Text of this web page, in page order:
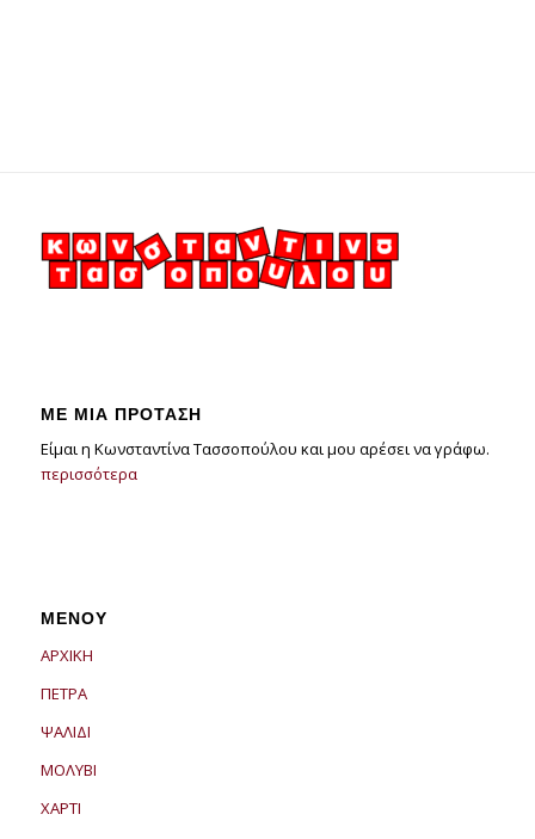
ΜΕ ΜΙΑ ΠΡΟΤΑΣΗ
Είμαι η Κωνσταντίνα Τασσοπούλου και μου αρέσει να γράφω.
περισσότερα
ΜΕΝΟΥ
ΑΡΧΙΚΗ
ΠΕΤΡΑ
ΨΑΛΙΔΙ
ΜΟΛΥΒΙ
ΧΑΡΤΙ